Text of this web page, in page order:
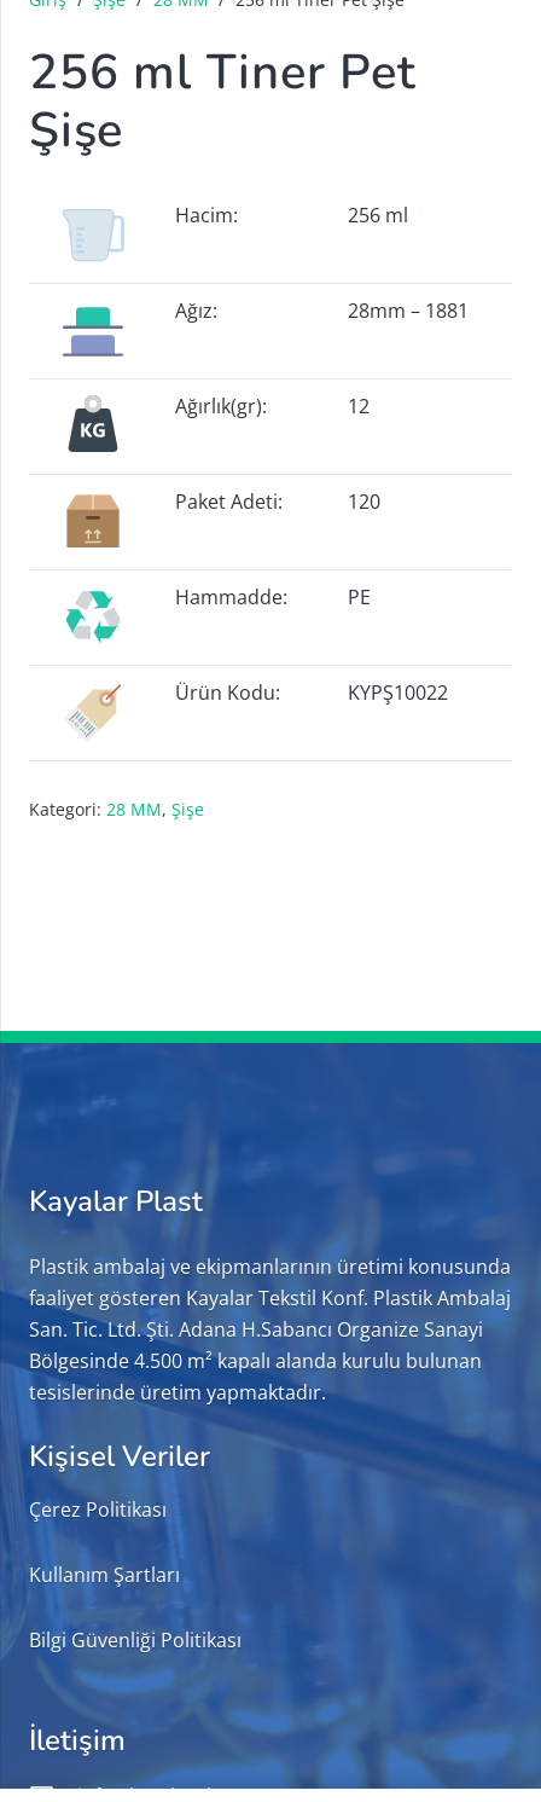
256 ml Tiner Pet
Şişe
Hacim: 256 ml
Ağız: 28mm – 1881
Ağırlık(gr): 12
Paket Adeti: 120
Hammadde: PE
Ürün Kodu: KYPŞ10022
Kategori: 28 MM, Şişe
Kayalar Plast
Plastik ambalaj ve ekipmanlarının üretimi konusunda
faaliyet gösteren Kayalar Tekstil Konf. Plastik Ambalaj
San. Tic. Ltd. Şti. Adana H.Sabancı Organize Sanayi
Bölgesinde 4.500 m² kapalı alanda kurulu bulunan
tesislerinde üretim yapmaktadır.
Kişisel Veriler
Çerez Politikası
Kullanım Şartları
Bilgi Güvenliği Politikası
İletişim
info@kayalarplast.com.tr